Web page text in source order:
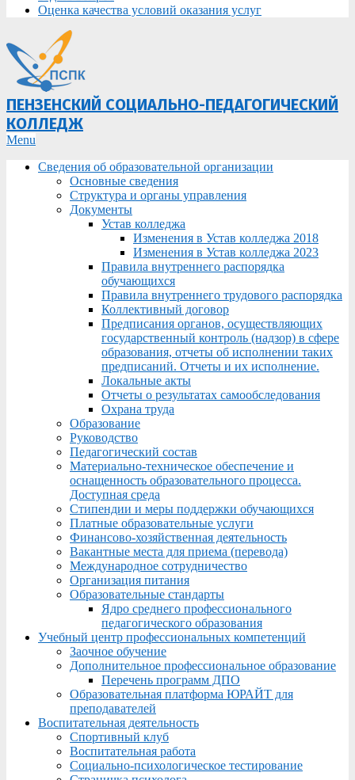
Оценка качества условий оказания услуг
ПЕНЗЕНСКИЙ СОЦИАЛЬНО-ПЕДАГОГИЧЕСКИЙ
КОЛЛЕДЖ
Primary
Menu
Menu
Сведения об образовательной организации
Основные сведения
Структура и органы управления
Документы
Устав колледжа
Изменения в Устав колледжа 2018
Изменения в Устав колледжа 2023
Правила внутреннего распорядка
обучающихся
Правила внутреннего трудового распорядка
Коллективный договор
Предписания органов, осуществляющих
государственный контроль (надзор) в сфере
образования, отчеты об исполнении таких
предписаний. Отчеты и их исполнение.
Локальные акты
Отчеты о результатах самообследования
Охрана труда
Образование
Руководство
Педагогический состав
Материально-техническое обеспечение и
оснащенность образовательного процесса.
Доступная среда
Стипендии и меры поддержки обучающихся
Платные образовательные услуги
Финансово-хозяйственная деятельность
Вакантные места для приема (перевода)
Международное сотрудничество
Организация питания
Образовательные стандарты
Ядро среднего профессионального
педагогического образования
Учебный центр профессиональных компетенций
Заочное обучение
Дополнительное профессиональное образование
Перечень программ ДПО
Образовательная платформа ЮРАЙТ для
преподавателей
Воспитательная деятельность
Спортивный клуб
Воспитательная работа
Социально-психологическое тестирование